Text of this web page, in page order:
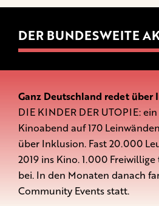
DER BUNDESWEITE
Ganz Deutschland redet über
DIE KINDER DER UTOPIE:
Kinoabend auf 170
über Inklusion. Fast 20.000
2019 ins Kino. 1.000
bei. In den Monaten danach
Community Events statt.